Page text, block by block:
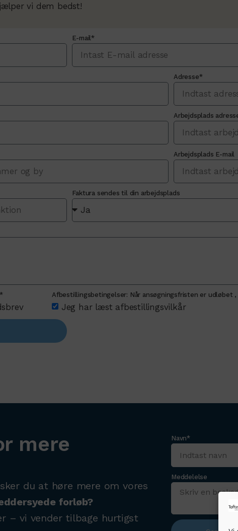
vi dem bedst!
E-mail*
Adresse*
Arbejdsplads
Arbejdsplads E-mail
Faktura sendes til din arbejdsplads
Afbestillingsbetingelser: Når ansøgningsfristen er udløbet
Jeg har læst afbestillingsvilkår
mere
du at høre mere om vores
forløb?
– vi vender tilbage hurtigst
Navn*
Meddelelse